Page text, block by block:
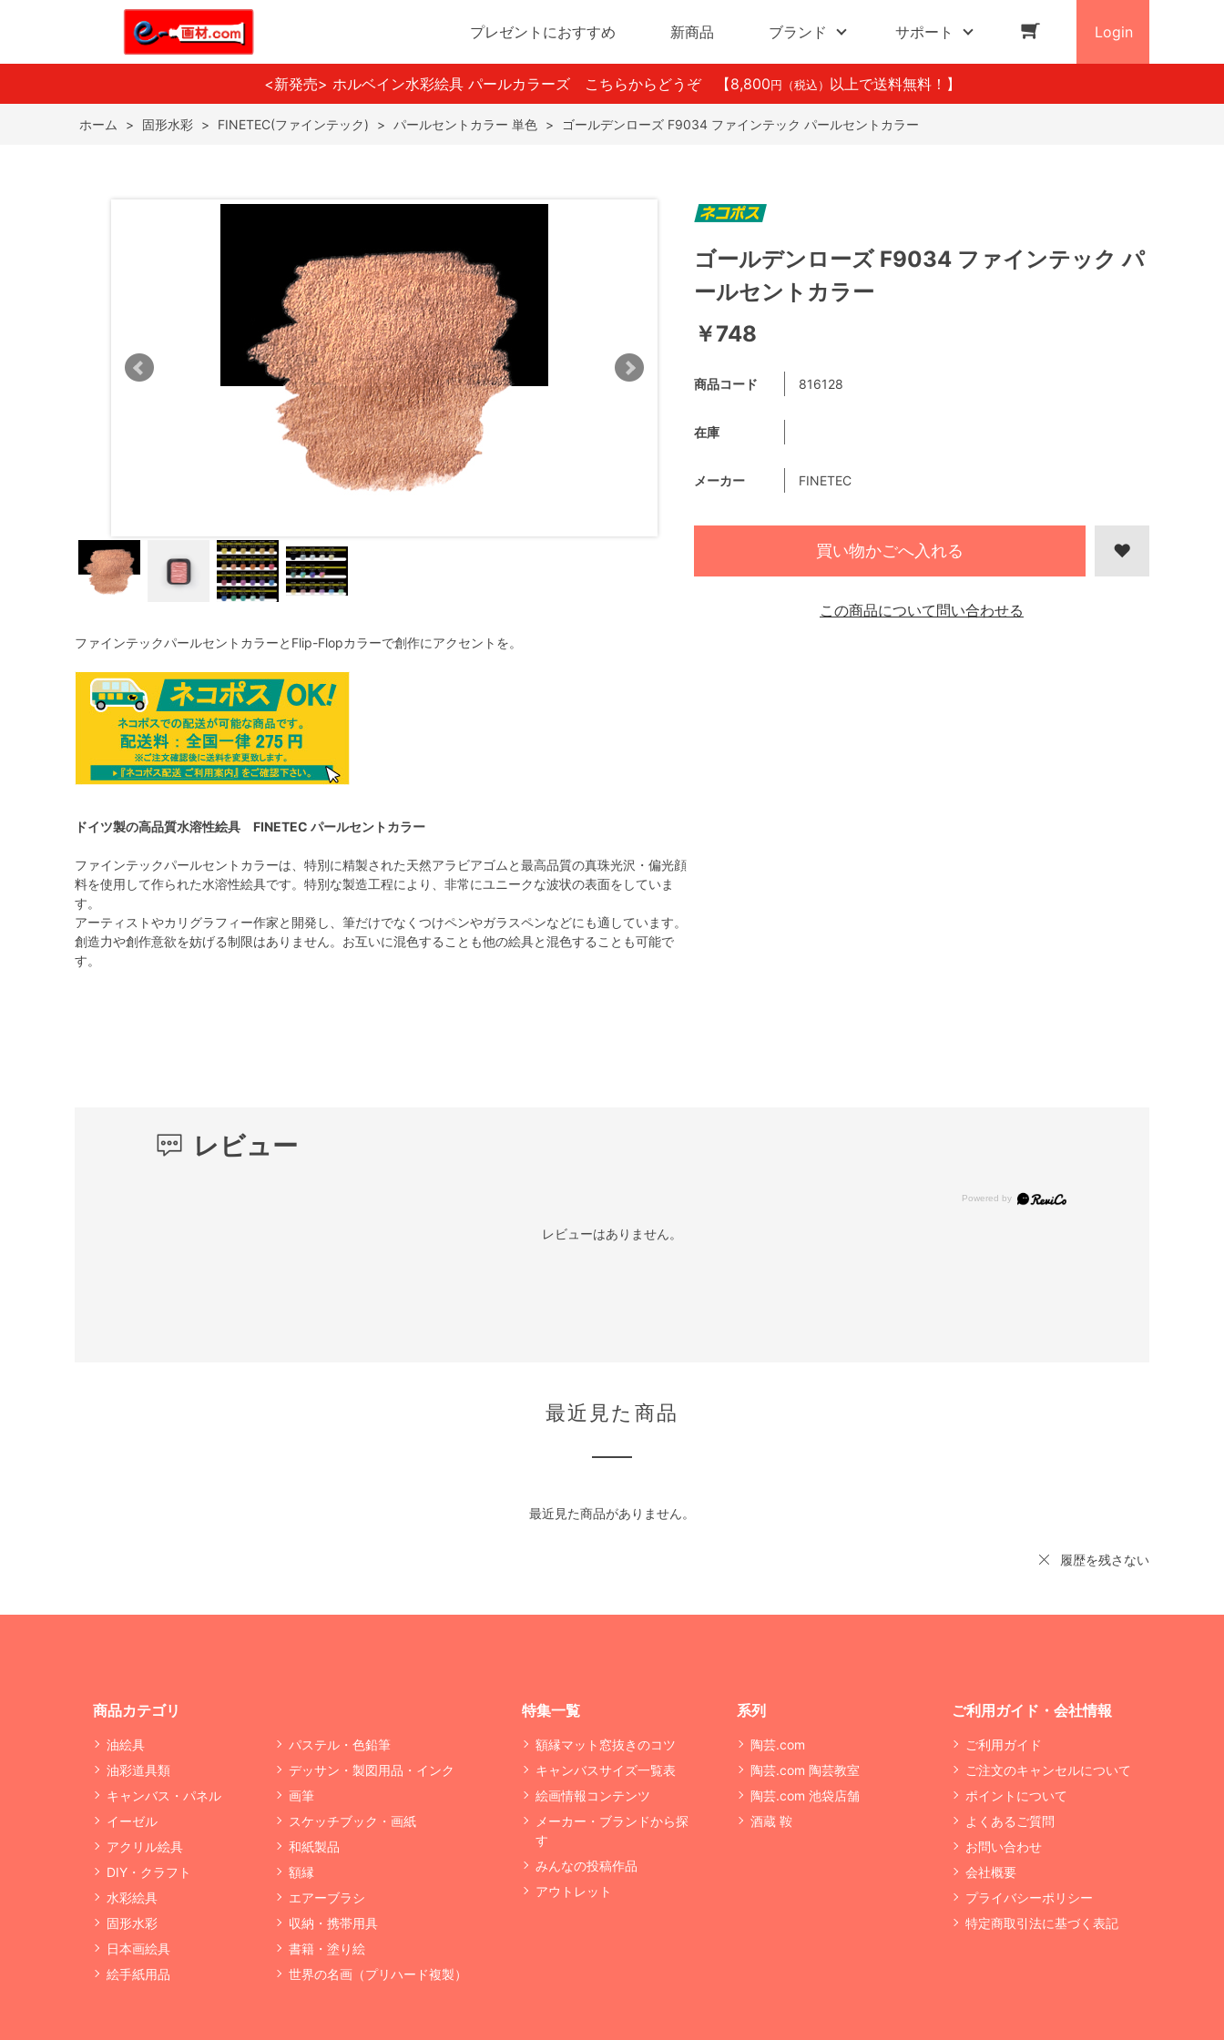
プレゼントにおすすめ 新商品 ブランド サポート Login
<新発売> ホルベイン水彩絵具 パールカラーズ こちらからどうぞ 【8,800 円（税込） 以上で送料無料！】
ホーム > 固形水彩 > FINETEC(ファインテック) > パールセントカラー 単色 > ゴールデンローズ F9034 ファインテック パールセントカラー
ファインテックパールセントカラーとFlip-Flopカラーで創作にアクセントを。
ドイツ製の高品質水溶性絵具 FINETEC パールセントカラー
ファインテックパールセントカラーは、特別に精製された天然アラビアゴムと最高品質の真珠光沢・偏光顔
料を使用して作られた水溶性絵具です。特別な製造工程により、非常にユニークな波状の表面をしていま
す。
アーティストやカリグラフィー作家と開発し、筆だけでなくつけペンやガラスペンなどにも適しています。
創造力や創作意欲を妨げる制限はありません。お互いに混色することも他の絵具と混色することも可能で
す。
ゴールデンローズ F9034 ファインテック パ
ールセントカラー
￥748
商品コード 816128
在庫
メーカー FINETEC
買い物かごへ入れる
この商品について問い合わせる
レビュー
レビューはありません。
最近見た商品
最近見た商品がありません。
履歴を残さない
商品カテゴリ
油絵具
油彩道具類
キャンバス・パネル
イーゼル
アクリル絵具
DIY・クラフト
水彩絵具
固形水彩
日本画絵具
絵手紙用品
パステル・色鉛筆
デッサン・製図用品・インク
画筆
スケッチブック・画紙
和紙製品
額縁
エアーブラシ
収納・携帯用具
書籍・塗り絵
世界の名画（プリハード複製）
特集一覧
額縁マット窓抜きのコツ
キャンバスサイズ一覧表
絵画情報コンテンツ
メーカー・ブランドから探
す
みんなの投稿作品
アウトレット
系列
陶芸.com
陶芸.com 陶芸教室
陶芸.com 池袋店舗
酒蔵 鞍
ご利用ガイド・会社情報
ご利用ガイド
ご注文のキャンセルについて
ポイントについて
よくあるご質問
お問い合わせ
会社概要
プライバシーポリシー
特定商取引法に基づく表記